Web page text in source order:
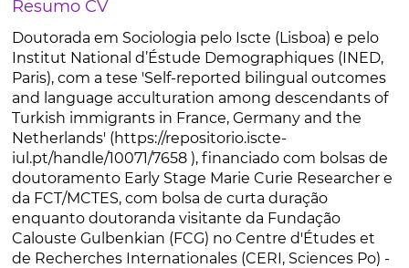
Resumo CV
Doutorada em Sociologia pelo Iscte (Lisboa) e pelo
Institut National d’Éstude Demographiques (INED,
Paris), com a tese 'Self-reported bilingual outcomes
and language acculturation among descendants of
Turkish immigrants in France, Germany and the
Netherlands' (https://repositorio.iscte-
iul.pt/handle/10071/7658 ), financiado com bolsas de
doutoramento Early Stage Marie Curie Researcher e
da FCT/MCTES, com bolsa de curta duração
enquanto doutoranda visitante da Fundação
Calouste Gulbenkian (FCG) no Centre d'Études et
de Recherches Internationales (CERI, Sciences Po) -